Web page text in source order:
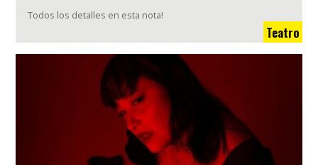
Todos los detalles en esta nota!
Teatro